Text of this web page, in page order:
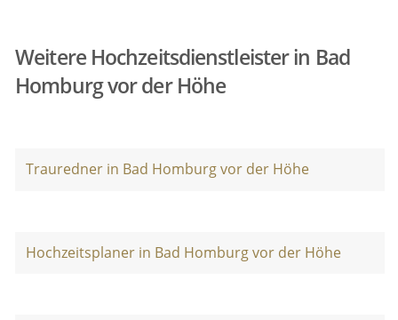
Weitere Hochzeitsdienstleister in Bad
Homburg vor der Höhe
Trauredner in Bad Homburg vor der Höhe
Hochzeitsplaner in Bad Homburg vor der Höhe